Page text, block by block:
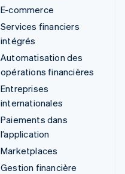
E-commerce
Services financiers
intégrés
Automatisation des
opérations financières
Entreprises
internationales
Paiements dans
l’application
Marketplaces
Gestion financière